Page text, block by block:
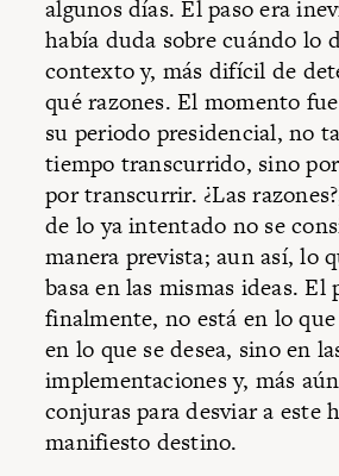
algunos días. El paso era
había duda sobre cuándo lo
contexto y, más difícil de
qué razones. El momento
su periodo presidencial, no
tiempo transcurrido, sino
por transcurrir. ¿Las
de lo ya intentado no se
manera prevista; aun así, lo
basa en las mismas ideas. El
finalmente, no está en lo
en lo que se desea, sino en
implementaciones y, más
conjuras para desviar a este
manifiesto destino.